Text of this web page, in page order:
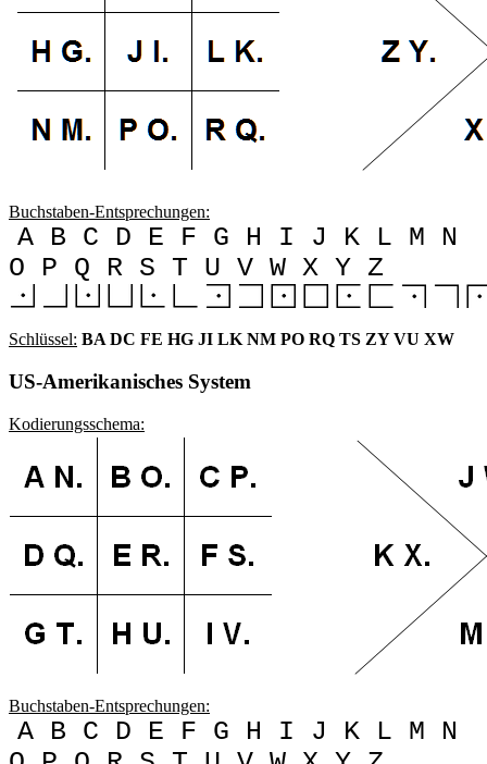
Buchstaben-Entsprechungen:
A B C D E F G H I J K L M N
O P Q R S T U V W X Y Z
Schlüssel: BA DC FE HG JI LK NM PO RQ TS ZY VU XW
US-Amerikanisches System
Kodierungsschema:
Buchstaben-Entsprechungen:
A B C D E F G H I J K L M N